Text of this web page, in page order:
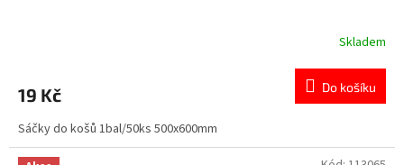
Skladem
19 Kč Do košíku
Sáčky do košů 1bal/50ks 500x600mm